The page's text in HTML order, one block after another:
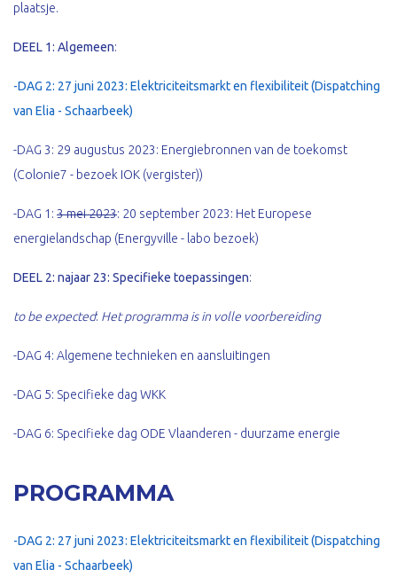
plaatsje.
DEEL 1: Algemeen:
-DAG 2: 27 juni 2023: Elektriciteitsmarkt en flexibiliteit (Dispatching
van Elia - Schaarbeek)
-DAG 3: 29 augustus 2023: Energiebronnen van de toekomst
(Colonie7 - bezoek IOK (vergister))
-DAG 1: 3 mei 2023: 20 september 2023: Het Europese
energielandschap (Energyville - labo bezoek)
DEEL 2: najaar 23: Specifieke toepassingen:
to be expected: Het programma is in volle voorbereiding
-DAG 4: Algemene technieken en aansluitingen
-DAG 5: Specifieke dag WKK
-DAG 6: Specifieke dag ODE Vlaanderen - duurzame energie
PROGRAMMA
-DAG 2: 27 juni 2023: Elektriciteitsmarkt en flexibiliteit (Dispatching
van Elia - Schaarbeek)